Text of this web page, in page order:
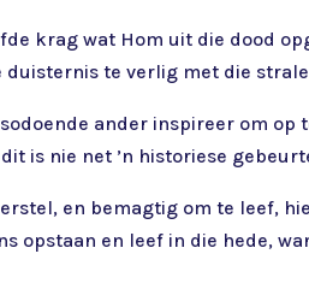
krag wat Hom uit die dood
te verlig met die
ander inspireer om op
is nie net ’n historiese
en bemagtig om te leef,
opstaan en leef in die hede,